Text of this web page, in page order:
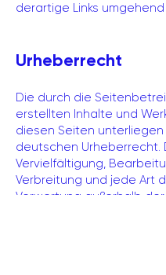
derartige Links
Urheberrecht
Die durch die
erstellten Inhalte und
diesen Seiten unterliegen
deutschen Urheberrecht.
Vervielfältigung,
Verbreitung und jede Art
Verwertung außerhalb der